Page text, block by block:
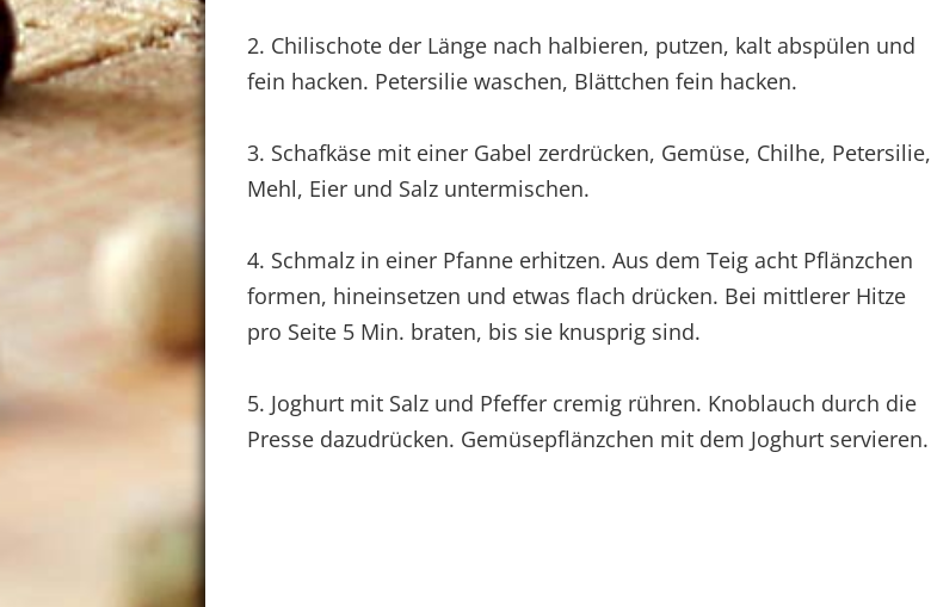
2. Chilischote der Länge nach halbieren, putzen, kalt abspülen und
fein hacken. Petersilie waschen, Blättchen fein hacken.
3. Schafkäse mit einer Gabel zerdrücken, Gemüse, Chilhe, Petersilie,
Mehl, Eier und Salz untermischen.
4. Schmalz in einer Pfanne erhitzen. Aus dem Teig acht Pflänzchen
formen, hineinsetzen und etwas flach drücken. Bei mittlerer Hitze
pro Seite 5 Min. braten, bis sie knusprig sind.
5. Joghurt mit Salz und Pfeffer cremig rühren. Knoblauch durch die
Presse dazudrücken. Gemüsepflänzchen mit dem Joghurt servieren.